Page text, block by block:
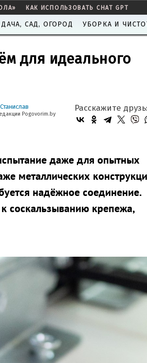
КАК ИСПОЛЬЗОВАТЬ CHAT GPT
ДАЧА, САД, ОГОРОД УБОРКА И
для идеального
Pogovorim.by
Расскажите
даже для опытных
металлических
надёжное соединение.
соскальзыванию крепежа,